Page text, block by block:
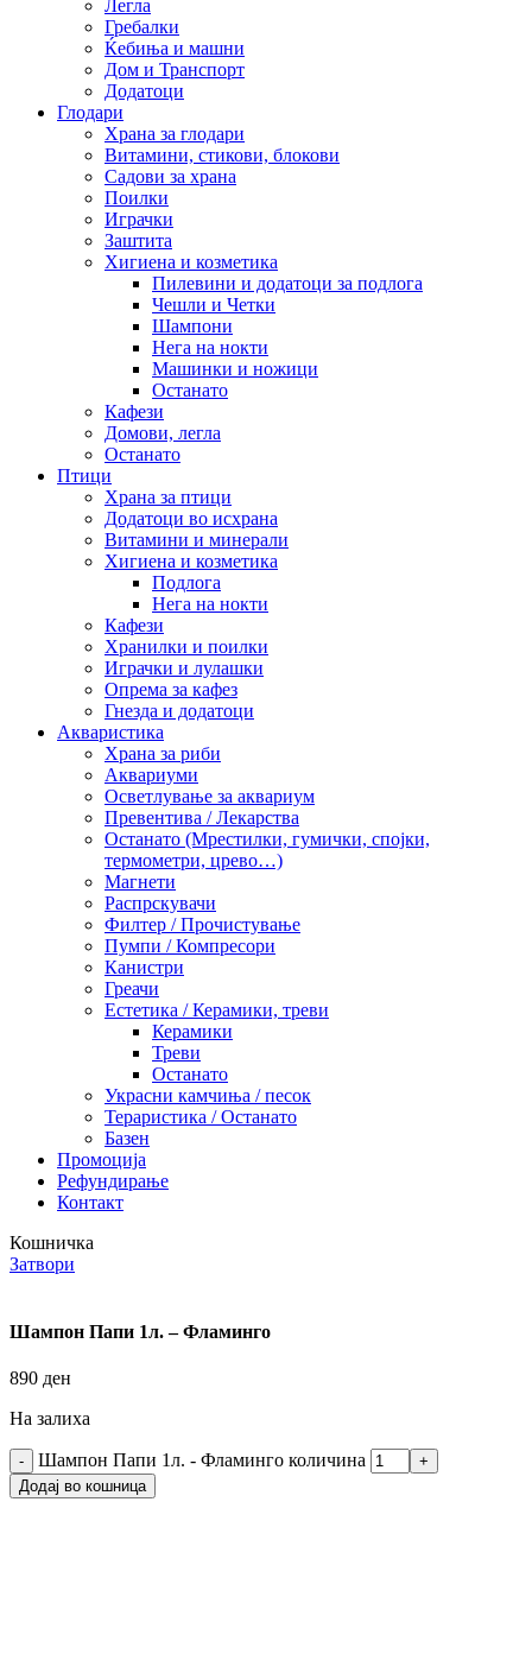
Легла
Гребалки
Ќебиња и машни
Дом и Транспорт
Додатоци
Глодари
Храна за глодари
Витамини, стикови, блокови
Садови за храна
Поилки
Играчки
Заштита
Хигиена и козметика
Пилевини и додатоци за подлога
Чешли и Четки
Шампони
Нега на нокти
Машинки и ножици
Останато
Кафези
Домови, легла
Останато
Птици
Храна за птици
Додатоци во исхрана
Витамини и минерали
Хигиена и козметика
Подлога
Нега на нокти
Кафези
Хранилки и поилки
Играчки и лулашки
Опрема за кафез
Гнезда и додатоци
Акваристика
Храна за риби
Аквариуми
Осветлување за аквариум
Превентива / Лекарства
Останато (Мрестилки, гумички, спојки,
термометри, црево…)
Магнети
Распрскувачи
Филтер / Прочистување
Пумпи / Компресори
Канистри
Греачи
Естетика / Керамики, треви
Керамики
Треви
Останато
Украсни камчиња / песок
Тераристика / Останато
Базен
Промоција
Рефундирање
Контакт
Кошничка
Затвори
Шампон Папи 1л. – Фламинго
890 ден
На залиха
Шампон Папи 1л. - Фламинго количина
Додај во кошница